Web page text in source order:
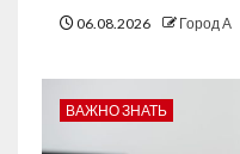
06.08.2026 Город А
ВАЖНО ЗНАТЬ